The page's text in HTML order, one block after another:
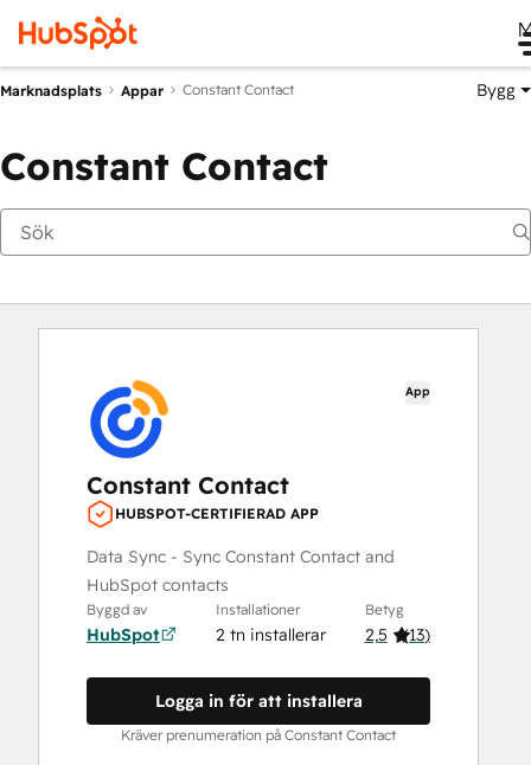
Marknadsplats Appar Constant Contact Bygg
Constant Contact
App
Constant Contact
HUBSPOT-CERTIFIERAD APP
Data Sync - Sync Constant Contact and
HubSpot contacts
Byggd av
HubSpot
Installationer
2 tn installerar
Betyg
2,5 (13)
Logga in för att installera
Kräver prenumeration på Constant Contact